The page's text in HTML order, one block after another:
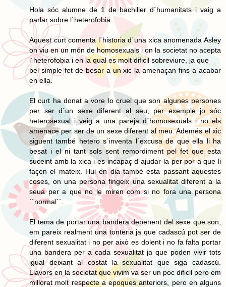
Hola sóc alumne de 1 de bachiller d´humanitats i vaig a
parlar sobre l´heterofobia.
Aquest curt comenta l´historia d´una xica anomenada Asley
on viu en un món de homosexuals i on la societat no acepta
l´heterofobia i en la qual es molt dificil sobreviure, ja que
pel simple fet de besar a un xic la amenaçan fins a acabar
en ella.
El curt ha donat a vore lo cruel que son algunes persones
per ser d´un sexe diferent al seu, per exemple jo sóc
heterosexual i veig a una pareja d´homosexuals i no els
amenace per ser de un sexe diferent al meu. Ademés el xic
siguent també hetero s`inventa l´excusa de que ella li ha
besat i el ni tant sols sent remordiment pel fet que esta
suceint amb la xica i es incapaç d´ajudar-la per por a que li
façen el mateix. Hui en dia també esta passant aquestes
coses, on una persona fingeix una sexualitat diferent a la
seua per a que no le miren com si no fora una persona
``normal´´.
El tema de portar una bandera depenent del sexe que son,
em pareix realment una tonteria ja que cadascú pot ser de
diferent sexualitat i no per això es dolent i no fa falta portar
una bandera per a cada sexualitat ja que poden vivir tots
igual deixant al costat la sexualitat que siga cadascú.
Llavors en la societat que vivim va ser un poc dificil pero em
millorat molt respecte a epoques anteriors, pero en alguns